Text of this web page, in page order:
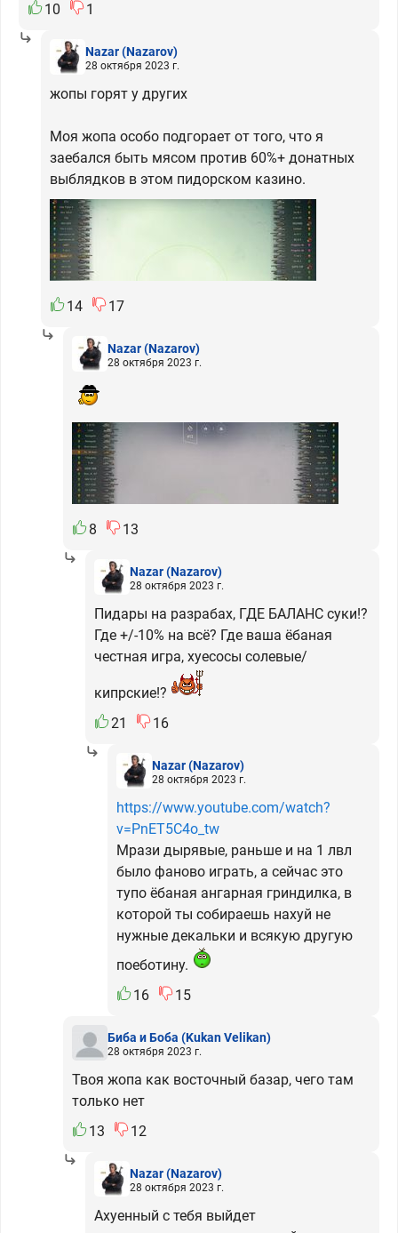
10
1
Nazar(Nazarov)
28 октября 2023 г.
жопы горят у других
Моя жопа особо подгорает от того, что я
заебался быть мясом против 60%+ донатных
выблядков в этом пидорском казино.
14 17
Nazar(Nazarov)
28 октября 2023 г.
8 13
Nazar(Nazarov)
28 октября 2023 г.
Пидары на разрабах, ГДЕ БАЛАНС суки!?
Где +/-10% на всё? Где ваша ёбаная
честная игра, хуесосы солевые/
кипрские!?
21
16
Nazar(Nazarov)
28 октября 2023 г.
https://www.youtube.com/watch?
v=PnET5C4o_tw
Мрази дырявые, раньше и на 1 лвл
было фаново играть, а сейчас это
тупо ёбаная ангарная гриндилка, в
которой ты собираешь нахуй не
нужные декальки и всякую другую
поеботину.
16
15
Биба и Боба (Kukan Velikan)
28 октября 2023 г.
Твоя жопа как восточный базар, чего там
только нет
13
12
Nazar(Nazarov)
28 октября 2023 г.
Ахуенный с тебя выйдет